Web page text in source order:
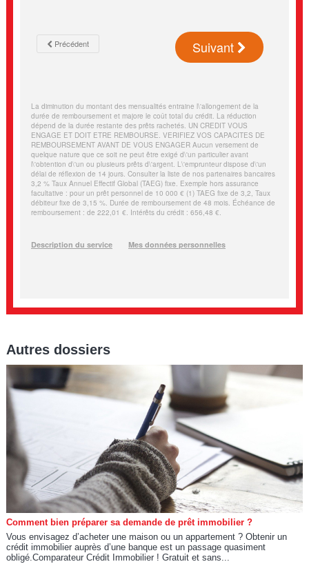
Autres dossiers
Comment bien préparer sa demande de prêt immobilier ?
Vous envisagez d’acheter une maison ou un appartement ? Obtenir un
crédit immobilier auprès d’une banque est un passage quasiment
obligé.Comparateur Crédit Immobilier ! Gratuit et sans...